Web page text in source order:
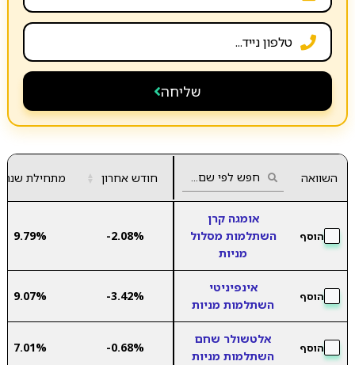
שליחה
השוואה חודש אחרון ▲
▼ מתחילת שנה
הוסף
אומגה קרן
השתלמות מסלול
מניות
-2.08%
9.79%
הוסף
אינפיניטי
השתלמות מניות
-3.42%
9.07%
הוסף
אלטשולר שחם
השתלמות מניות
-0.68%
7.01%